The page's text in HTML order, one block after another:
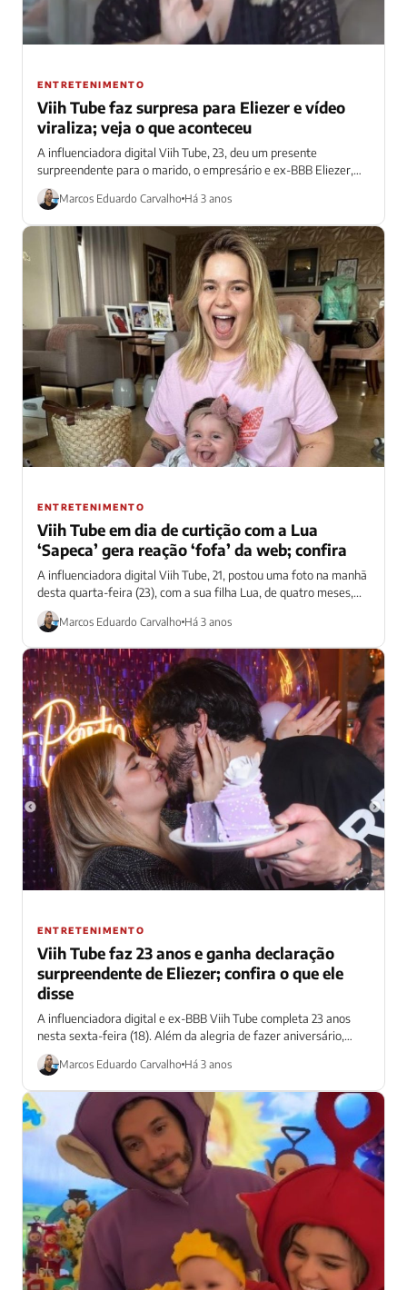
ENTRETENIMENTO
Viih Tube faz surpresa para Eliezer e vídeo
viraliza; veja o que aconteceu
A influenciadora digital Viih Tube, 23, deu um presente
surpreendente para o marido, o empresário e ex-BBB Eliezer,
33, nesta segunda-feira (4)...
Marcos Eduardo Carvalho Há 3 anos
ENTRETENIMENTO
Viih Tube em dia de curtição com a Lua
‘Sapeca’ gera reação ‘fofa’ da web; confira
A influenciadora digital Viih Tube, 21, postou uma foto na manhã
desta quarta-feira (23), com a sua filha Lua, de quatro meses,...
Marcos Eduardo Carvalho Há 3 anos
ENTRETENIMENTO
Viih Tube faz 23 anos e ganha declaração
surpreendente de Eliezer; confira o que ele
disse
A influenciadora digital e ex-BBB Viih Tube completa 23 anos
nesta sexta-feira (18). Além da alegria de fazer aniversário,
ainda ganhou uma...
Marcos Eduardo Carvalho Há 3 anos